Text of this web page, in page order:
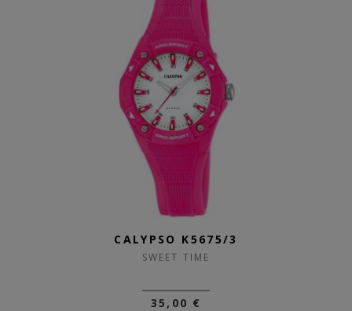
CALYPSO K5675/3
SWEET TIME
35,00 €